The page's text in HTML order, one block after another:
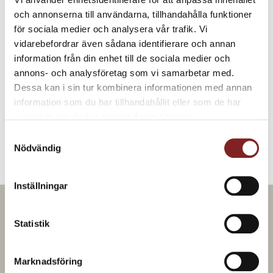
och annonserna till användarna, tillhandahålla funktioner
för sociala medier och analysera vår trafik. Vi
vidarebefordrar även sådana identifierare och annan
information från din enhet till de sociala medier och
annons- och analysföretag som vi samarbetar med.
Dessa kan i sin tur kombinera informationen med annan
information som du har tillhandahållit eller som de har
Nödvändig
Inställningar
Statistik
Marknadsföring
Garnityr
25 st Rädisor
3 kvistar Dill
10 st Färskpotatis
Tvätta rädisorna ordentligt. Lägg undan de finaste bladen från blasten under blött
servering och dela dem sedan på hälften. Plocka dillen och lägg i kallt vatten.
Laga mat tillsammans hos oss!